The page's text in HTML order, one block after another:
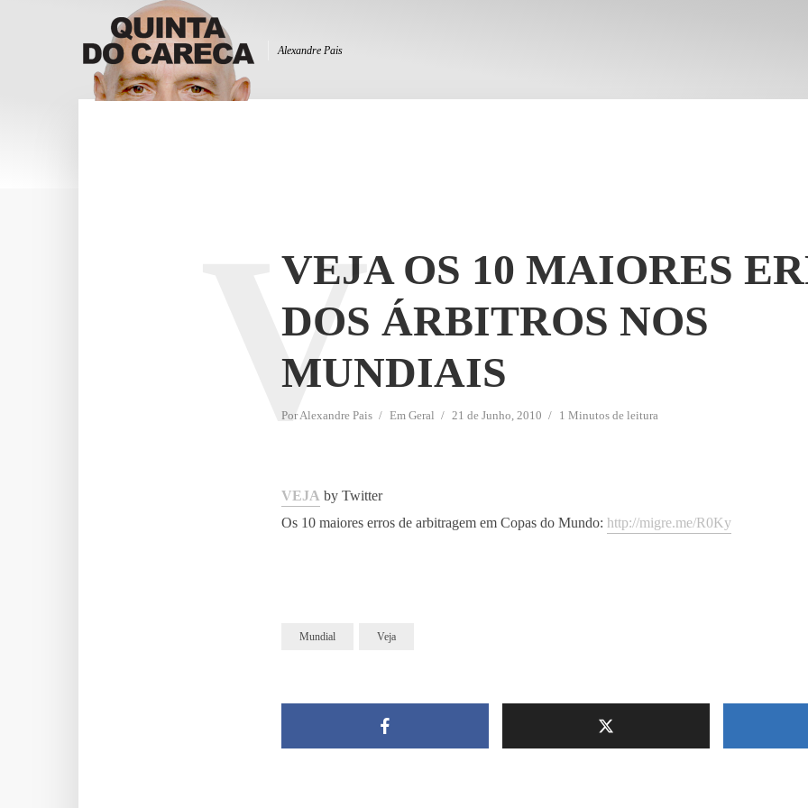
Alexandre Pais
VEJA OS 10 MAIORES
DOS ÁRBITROS NOS
MUNDIAIS
PorAlexandre Pais Em Geral 21 de Junho, 2010 1 Minutos de leitura
V
VEJA by Twitter
Os 10 maiores erros de arbitragem em Copas do Mundo: http://migre.me/R0Ky
Mundial Veja